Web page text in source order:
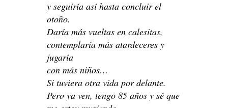
y seguiría así hasta concluir el
otoño.
Daría más vueltas en calesitas,
contemplaría más atardeceres y
jugaría
con más niños…
Si tuviera otra vida por delante.
Pero ya ven, tengo 85 años y sé que